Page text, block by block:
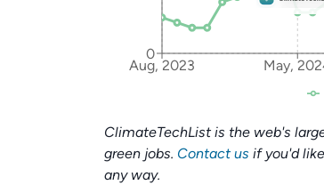
Aug, 2023 May,
0
ClimateTechList is the web's
green jobs. Contact us if you'd
any way.